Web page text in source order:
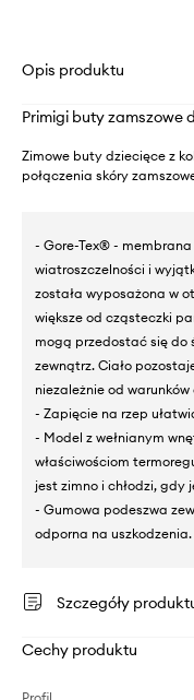
Opis produktu
Primigi buty zamszowe
Zimowe buty dziecięce z
połączenia skóry
- Gore-Tex® -
wiatroszczelności i
została wyposażona w
większe od cząsteczki
mogą przedostać się do
zewnątrz. Ciało
niezależnie od
- Zapięcie na rzep
- Model z wełnianym
właściwościom
jest zimno i chłodzi, gdy
- Gumowa podeszwa
odporna na uszkodzenia.
Szczegóły
Cechy produktu